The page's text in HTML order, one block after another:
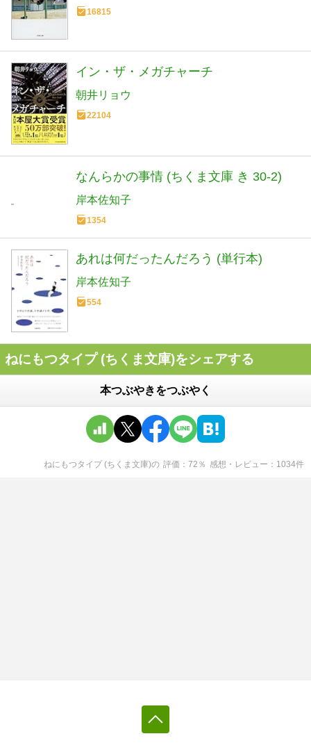
16815
イン・ザ・メガチャーチ
朝井リョウ
22104
なんらかの事情 (ちくま文庫 き 30-2)
岸本佐知子
1354
あれは何だったんだろう (単行本)
岸本佐知子
554
ねにもつタイプ (ちくま文庫)をシェアする
本つぶやきをつぶやく
ねにもつタイプ (ちくま文庫)の 評価 72 ％ 感想・レビュー 1034件